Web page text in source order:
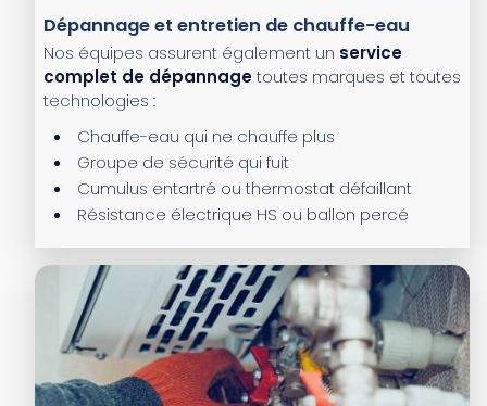
Dépannage et entretien de chauffe-eau
Nos équipes assurent également un service
complet de dépannagetoutes marques et toutes
technologies :
Chauffe-eau qui ne chauffe plus
Groupe de sécurité qui fuit
Cumulus entartré ou thermostat défaillant
Résistance électrique HS ou ballon percé